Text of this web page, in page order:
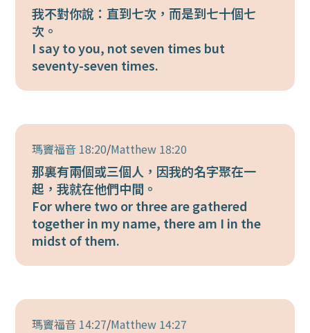
我不對你說：直到七次，而是到七十個七
次。
I say to you, not seven times but
seventy-seven times.
瑪竇福音 18:20/Matthew 18:20
那裏有兩個或三個人，因我的名字聚在一
起，我就在他們中間。
For where two or three are gathered
together in my name, there am I in the
midst of them.
瑪竇福音 14:27/Matthew 14:27